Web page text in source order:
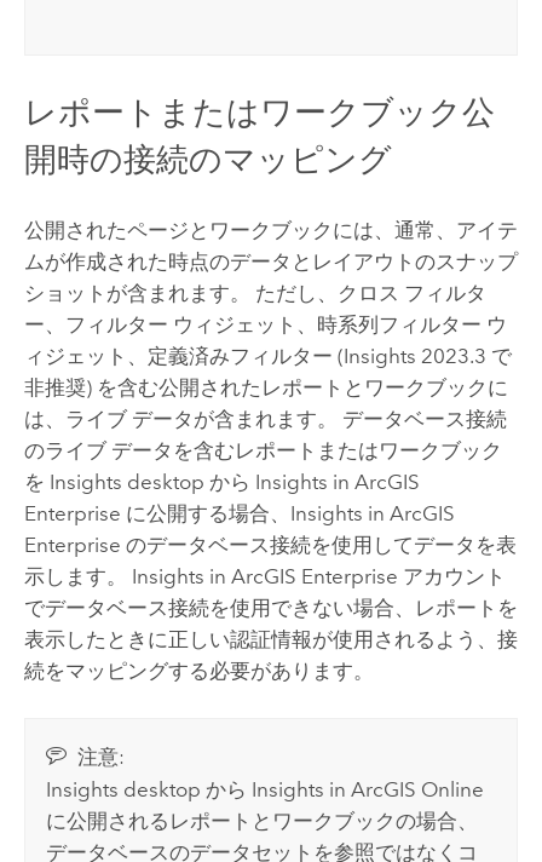
レポートまたはワークブック公
開時の接続のマッピング
公開されたページとワークブックには、通常、アイテ
ムが作成された時点のデータとレイアウトのスナップ
ショットが含まれます。 ただし、クロス フィルタ
ー、フィルター ウィジェット、時系列フィルター ウ
ィジェット、定義済みフィルター (Insights 2023.3 で
非推奨) を含む公開されたレポートとワークブックに
は、ライブ データが含まれます。 データベース接続
のライブ データを含むレポートまたはワークブック
を Insights desktop から Insights in ArcGIS
Enterprise に公開する場合、 Insights in ArcGIS
Enterprise のデータベース接続を使用してデータを表
示します。 Insights in ArcGIS Enterprise アカウント
でデータベース接続を使用できない場合、レポートを
表示したときに正しい認証情報が使用されるよう、接
続をマッピングする必要があります。
注意:
Insights desktop から Insights in ArcGIS Online
に公開されるレポートとワークブックの場合、
データベースのデータセットを参照ではなくコ